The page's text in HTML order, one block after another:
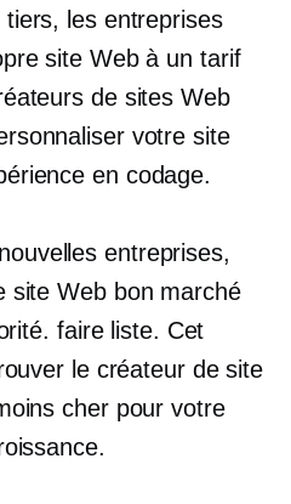
tiers, les entreprises
site Web à un tarif
de sites Web
votre site
en codage.
entreprises,
site Web bon marché
faireliste. Cet
le créateur de site
cher pour votre